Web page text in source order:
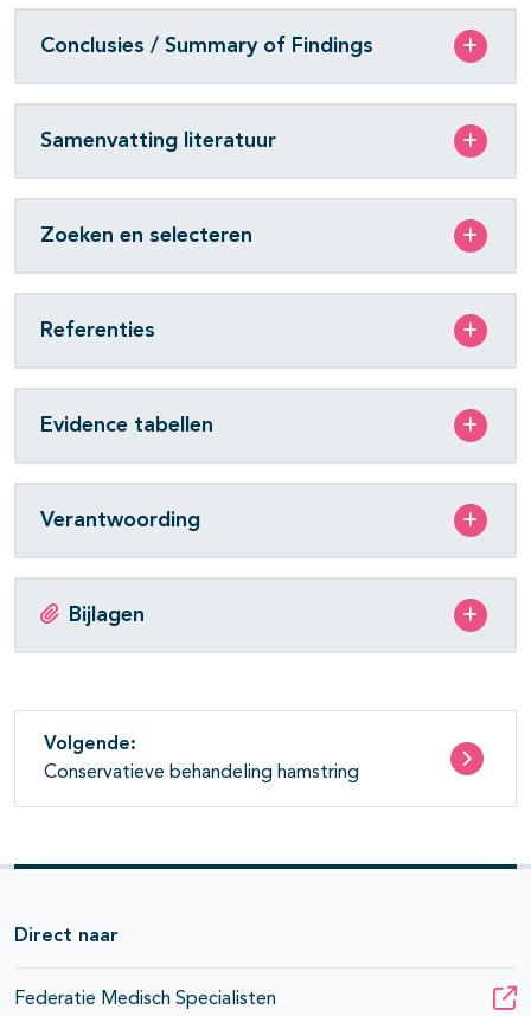
Conclusies / Summary of Findings
Samenvatting literatuur
Zoeken en selecteren
Referenties
Evidence tabellen
Verantwoording
Bijlagen
Volgende:
Conservatieve behandeling hamstring
Direct naar
Federatie Medisch Specialisten